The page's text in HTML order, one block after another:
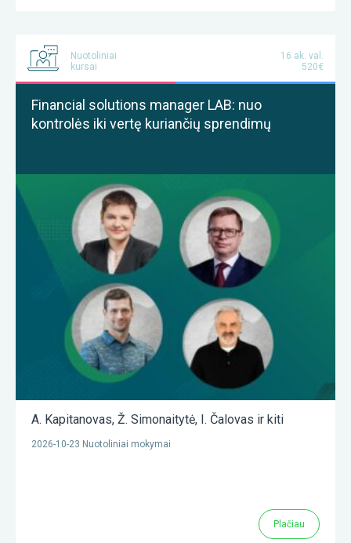
Nuotoliniai
kursai
16 ak. val.
520€
Financial solutions manager LAB: nuo
kontrolės iki vertę kuriančių sprendimų
A. Kapitanovas, Ž. Simonaitytė, I. Čalovas ir kiti
2026-10-23 Nuotoliniai mokymai
Plačiau